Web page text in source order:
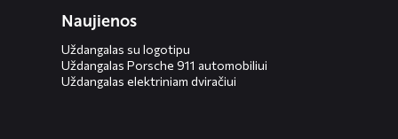
Naujienos
Uždangalas su logotipu
Uždangalas Porsche 911 automobiliui
Uždangalas elektriniam dviračiui